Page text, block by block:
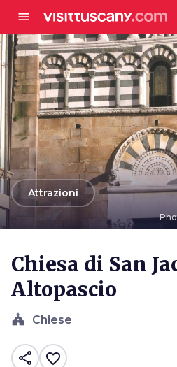
menu
arrow_back
Attrazioni
Chiesa di San
Altopascio
church Chiese
share favorite_border